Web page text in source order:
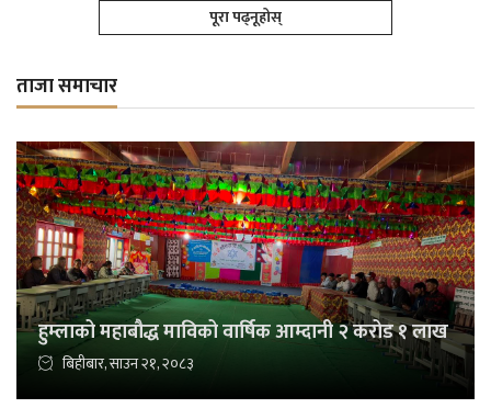
पूरा पढ्नूहोस्
ताजा समाचार
हुम्लाको महाबौद्ध माविको वार्षिक आम्दानी २ करोड १ लाख
बिहीबार, साउन २१, २०८३